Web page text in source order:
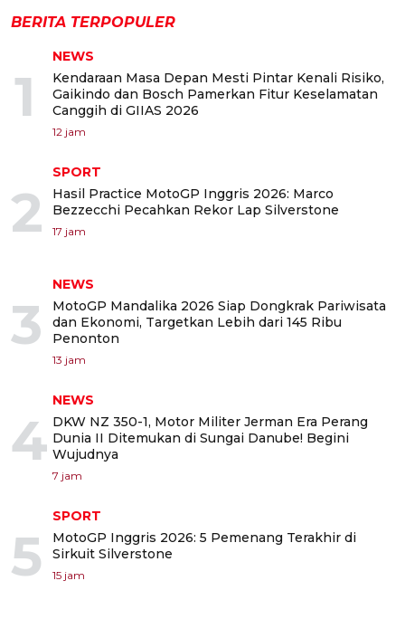
BERITA TERPOPULER
1
NEWS
Kendaraan Masa Depan Mesti Pintar Kenali Risiko,
Gaikindo dan Bosch Pamerkan Fitur Keselamatan
Canggih di GIIAS 2026
12 jam
2
SPORT
Hasil Practice MotoGP Inggris 2026: Marco
Bezzecchi Pecahkan Rekor Lap Silverstone
17 jam
3
NEWS
MotoGP Mandalika 2026 Siap Dongkrak Pariwisata
dan Ekonomi, Targetkan Lebih dari 145 Ribu
Penonton
13 jam
4
NEWS
DKW NZ 350-1, Motor Militer Jerman Era Perang
Dunia II Ditemukan di Sungai Danube! Begini
Wujudnya
7 jam
5
SPORT
MotoGP Inggris 2026: 5 Pemenang Terakhir di
Sirkuit Silverstone
15 jam